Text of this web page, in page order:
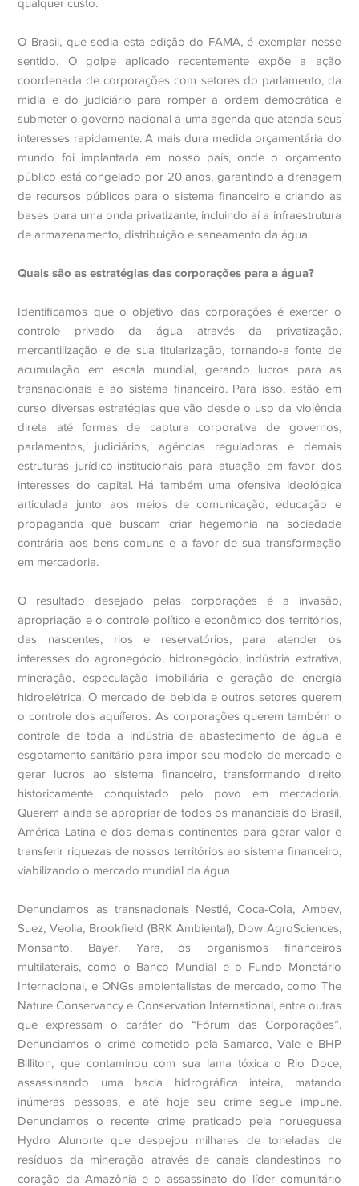
qualquer custo.
O Brasil, que sedia esta edição do FAMA, é exemplar nesse
sentido. O golpe aplicado recentemente expõe a ação
coordenada de corporações com setores do parlamento, da
mídia e do judiciário para romper a ordem democrática e
submeter o governo nacional a uma agenda que atenda seus
interesses rapidamente. A mais dura medida orçamentária do
mundo foi implantada em nosso país, onde o orçamento
público está congelado por 20 anos, garantindo a drenagem
de recursos públicos para o sistema financeiro e criando as
bases para uma onda privatizante, incluindo aí a infraestrutura
de armazenamento, distribuição e saneamento da água.
Quais são as estratégias das corporações para a água?
Identificamos que o objetivo das corporações é exercer o
controle privado da água através da privatização,
mercantilização e de sua titularização, tornando-a fonte de
acumulação em escala mundial, gerando lucros para as
transnacionais e ao sistema financeiro. Para isso, estão em
curso diversas estratégias que vão desde o uso da violência
direta até formas de captura corporativa de governos,
parlamentos, judiciários, agências reguladoras e demais
estruturas jurídico-institucionais para atuação em favor dos
interesses do capital. Há também uma ofensiva ideológica
articulada junto aos meios de comunicação, educação e
propaganda que buscam criar hegemonia na sociedade
contrária aos bens comuns e a favor de sua transformação
em mercadoria.
O resultado desejado pelas corporações é a invasão,
apropriação e o controle político e econômico dos territórios,
das nascentes, rios e reservatórios, para atender os
interesses do agronegócio, hidronegócio, indústria extrativa,
mineração, especulação imobiliária e geração de energia
hidroelétrica. O mercado de bebida e outros setores querem
o controle dos aquíferos. As corporações querem também o
controle de toda a indústria de abastecimento de água e
esgotamento sanitário para impor seu modelo de mercado e
gerar lucros ao sistema financeiro, transformando direito
historicamente conquistado pelo povo em mercadoria.
Querem ainda se apropriar de todos os mananciais do Brasil,
América Latina e dos demais continentes para gerar valor e
transferir riquezas de nossos territórios ao sistema financeiro,
viabilizando o mercado mundial da água
Denunciamos as transnacionais Nestlé, Coca-Cola, Ambev,
Suez, Veolia, Brookfield (BRK Ambiental), Dow AgroSciences,
Monsanto, Bayer, Yara, os organismos financeiros
multilaterais, como o Banco Mundial e o Fundo Monetário
Internacional, e ONGs ambientalistas de mercado, como The
Nature Conservancy e Conservation International, entre outras
que expressam o caráter do “Fórum das Corporações”.
Denunciamos o crime cometido pela Samarco, Vale e BHP
Billiton, que contaminou com sua lama tóxica o Rio Doce,
assassinando uma bacia hidrográfica inteira, matando
inúmeras pessoas, e até hoje seu crime segue impune.
Denunciamos o recente crime praticado pela norueguesa
Hydro Alunorte que despejou milhares de toneladas de
resíduos da mineração através de canais clandestinos no
coração da Amazônia e o assassinato do líder comunitário